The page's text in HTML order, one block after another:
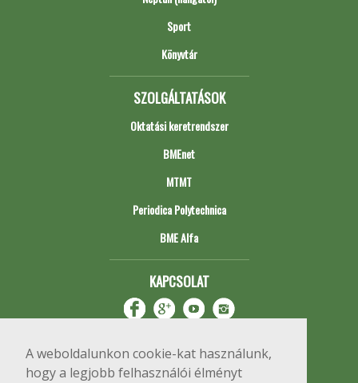
A weboldalunkon cookie-kat használunk,
hogy a legjobb felhasználói élményt
Sport
Könyvtár
SZOLGÁLTATÁSOK
Oktatási keretrendszer
BMEnet
MTMT
Periodica Polytechnica
BME Alfa
KAPCSOLAT